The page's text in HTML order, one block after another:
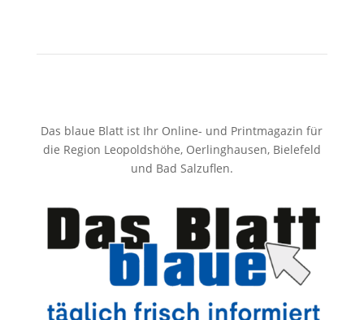
Das blaue Blatt ist Ihr Online- und Printmagazin für
die Region Leopoldshöhe, Oerlinghausen, Bielefeld
und Bad Salzuflen.